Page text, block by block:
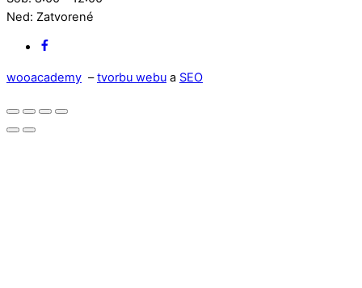
Ned: Zatvorené
wooacademy –tvorbu webu a SEO